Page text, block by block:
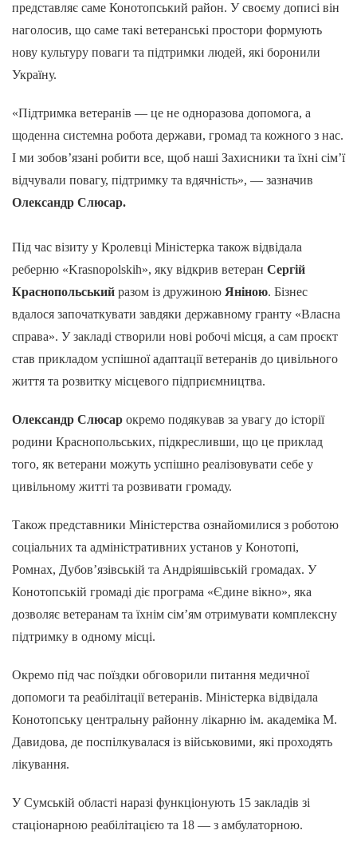
представляє саме Конотопський район. У своєму дописі він
наголосив, що саме такі ветеранські простори формують
нову культуру поваги та підтримки людей, які боронили
Україну.
«Підтримка ветеранів — це не одноразова допомога, а
щоденна системна робота держави, громад та кожного з нас.
І ми зобов’язані робити все, щоб наші Захисники та їхні сім’ї
відчували повагу, підтримку та вдячність», — зазначив
Олександр Слюсар.
Під час візиту у Кролевці Міністерка також відвідала
реберню «Krasnopolskih», яку відкрив ветеран Сергій
Краснопольський разом із дружиною Яніною. Бізнес
вдалося започаткувати завдяки державному гранту «Власна
справа». У закладі створили нові робочі місця, а сам проєкт
став прикладом успішної адаптації ветеранів до цивільного
життя та розвитку місцевого підприємництва.
Олександр Слюсар окремо подякував за увагу до історії
родини Краснопольських, підкресливши, що це приклад
того, як ветерани можуть успішно реалізовувати себе у
цивільному житті та розвивати громаду.
Також представники Міністерства ознайомилися з роботою
соціальних та адміністративних установ у Конотопі,
Ромнах, Дубов’язівській та Андріяшівській громадах. У
Конотопській громаді діє програма «Єдине вікно», яка
дозволяє ветеранам та їхнім сім’ям отримувати комплексну
підтримку в одному місці.
Окремо під час поїздки обговорили питання медичної
допомоги та реабілітації ветеранів. Міністерка відвідала
Конотопську центральну районну лікарню ім. академіка М.
Давидова, де поспілкувалася із військовими, які проходять
лікування.
У Сумській області наразі функціонують 15 закладів зі
стаціонарною реабілітацією та 18 — з амбулаторною.